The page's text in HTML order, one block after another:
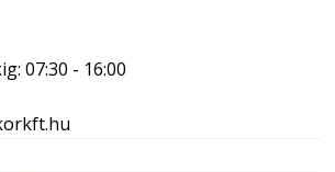
07:30 - 16:00